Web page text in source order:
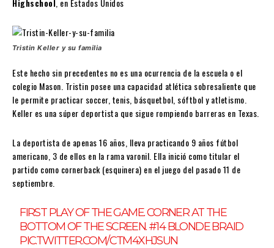
Tristin Keller y su familia
Este hecho sin precedentes no es una ocurrencia de la escuela o el
colegio Mason. Tristin posee una capacidad atlética sobresaliente que
le permite practicar soccer, tenis, básquetbol, sóftbol y atletismo.
Keller es una súper deportista que sigue rompiendo barreras en Texas.
La deportista de apenas 16 años, lleva practicando 9 años fútbol
americano, 3 de ellos en la rama varonil. Ella inició como titular el
partido como cornerback (esquinera) en el juego del pasado 11 de
septiembre.
FIRST PLAY OF THE GAME. CORNER AT THE
BOTTOM OF THE SCREEN. #14 BLONDE BRAID
PIC.TWITTER.COM/CTM4XHJSUN